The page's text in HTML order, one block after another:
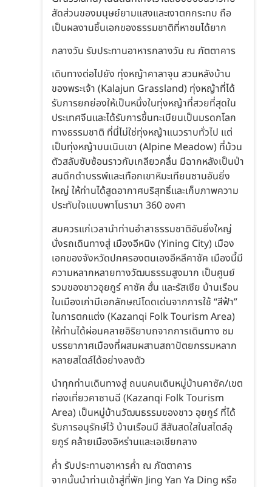
สัดส่วนของมนุษย์ยามแสงและเงาตกกระทบ ถือ
เป็นผลงานชิ้นเอกของธรรมชาติที่หาชมได้ยาก
กลางวัน รับประทานอาหารกลางวัน ณ ภัตตาคาร
เดินทางต่อไปยัง ทุ่งหญ้าคาลาจุน สวนหลังบ้าน
ของพระเจ้า (Kalajun Grassland) ทุ่งหญ้าที่ได้
รับการยกย่องให้เป็นหนึ่งในทุ่งหญ้าที่สวยที่สุดใน
ประเทศจีนและได้รับการขึ้นทะเบียนเป็นมรดกโลก
ทางธรรมชาติ ที่นี่ไม่ใช่ทุ่งหญ้าแนวราบทั่วไป แต่
เป็นทุ่งหญ้าบนเนินเขา (Alpine Meadow) ที่ม้วน
ตัวสลับซับซ้อนราวกับเกลียวคลื่น มีฉากหลังเป็นป่า
สนดึกดำบรรพ์และเทือกเขาหิมะเทียนซานอันยิ่ง
ใหญ่ ให้ท่านได้สูดอากาศบริสุทธิ์และเก็บภาพความ
ประทับใจแบบพาโนรามา 360 องศา
สมควรแก่เวลานำท่านอำลาธรรมชาติอันยิ่งใหญ่
นั่งรถเดินทางสู่ เมืองอีหนิง (Yining City) เมือง
เอกของจังหวัดปกครองตนเองอีหลีคาซัค เมืองนี้มี
ความหลากหลายทางวัฒนธรรมสูงมาก เป็นศูนย์
รวมของชาวอุยกูร์ คาซัค ฮั่น และรัสเซีย บ้านเรือน
ในเมืองเก่ามีเอกลักษณ์โดดเด่นจากการใช้ “สีฟ้า”
ในการตกแต่ง (Kazanqi Folk Tourism Area)
ให้ท่านได้ผ่อนคลายอิริยาบถจากการเดินทาง ชม
บรรยากาศเมืองที่ผสมผสานสถาปัตยกรรมหลาก
หลายสไตล์ได้อย่างลงตัว
นำทุกท่านเดินทางสู่ ถนนคนเดินหมู่บ้านคาซัค/เขต
ท่องเที่ยวคาซานฉี (Kazanqi Folk Tourism
Area) เป็นหมู่บ้านวัฒนธรรมของชาว อุยกูร์ ที่ได้
รับการอนุรักษ์ไว้ บ้านเรือนมี สีสันสดใสในสไตล์อุ
ยกูร์ คล้ายเมืองอิหร่านและเอเชียกลาง
ค่ำ รับประทานอาหารค่ำ ณ ภัตตาคาร
จากนั้นนำท่านเข้าสู่ที่พัก Jing Yan Ya Ding หรือ